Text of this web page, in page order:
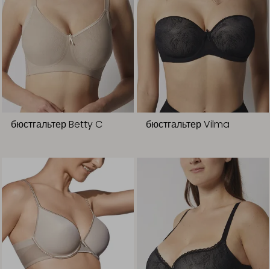
бюстгальтер Betty C бюстгальтер Vilma